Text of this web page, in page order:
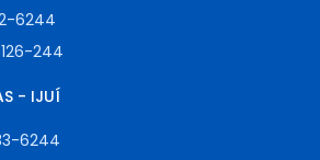
6244
244
- IJUÍ
6244